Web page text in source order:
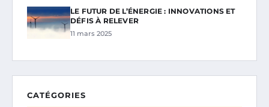
LE FUTUR DE L’ÉNERGIE : INNOVATIONS ET
DÉFIS À RELEVER
11 mars 2025
CATÉGORIES